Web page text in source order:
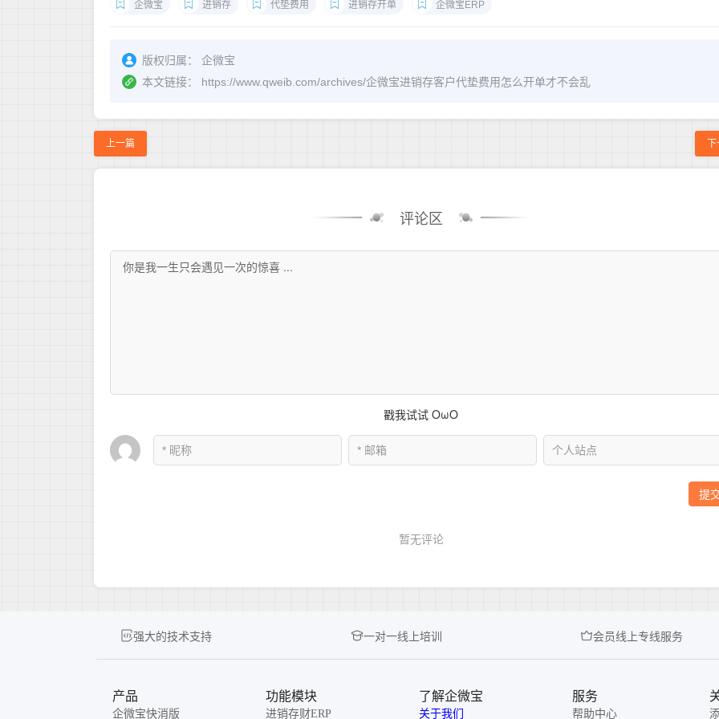
企微宝 进销存 代垫费用 进销存开单 企微宝ERP
版权归属：
企微宝
本文链接：
https://www.qweib.com/archives/企微宝进销存客户代垫费用怎么开单才不会乱
上一篇
评论区
强大的技术支持 一对一线上培训 会员线上专线服务
产品
企微宝快消版
功能模块
进销存财ERP
了解企微宝
关于我们
服务
帮助中心